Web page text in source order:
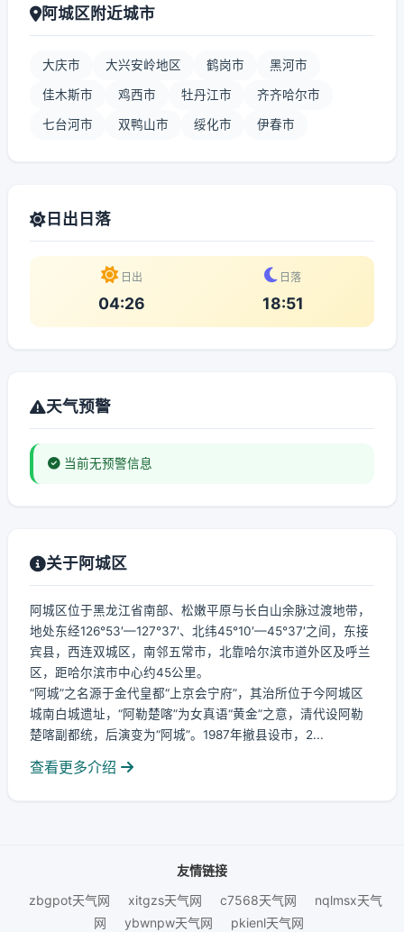
阿城区附近城市
大庆市 大兴安岭地区 鹤岗市 黑河市
佳木斯市 鸡西市 牡丹江市 齐齐哈尔市
七台河市 双鸭山市 绥化市 伊春市
日出日落
日出
04:26
日落
18:51
天气预警
当前无预警信息
关于阿城区
阿城区位于黑龙江省南部、松嫩平原与长白山余脉过渡地带，
地处东经126°53′—127°37′、北纬45°10′—45°37′之间，东接
宾县，西连双城区，南邻五常市，北靠哈尔滨市道外区及呼兰
区，距哈尔滨市中心约45公里。
“阿城”之名源于金代皇都“上京会宁府”，其治所位于今阿城区
城南白城遗址，“阿勒楚喀”为女真语“黄金”之意，清代设阿勒
楚喀副都统，后演变为“阿城”。1987年撤县设市，2...
查看更多介绍
友情链接
zbgpot天气网
xitgzs天气网 c7568天气网
nqlmsx天气
网
ybwnpw天气网 pkienl天气网